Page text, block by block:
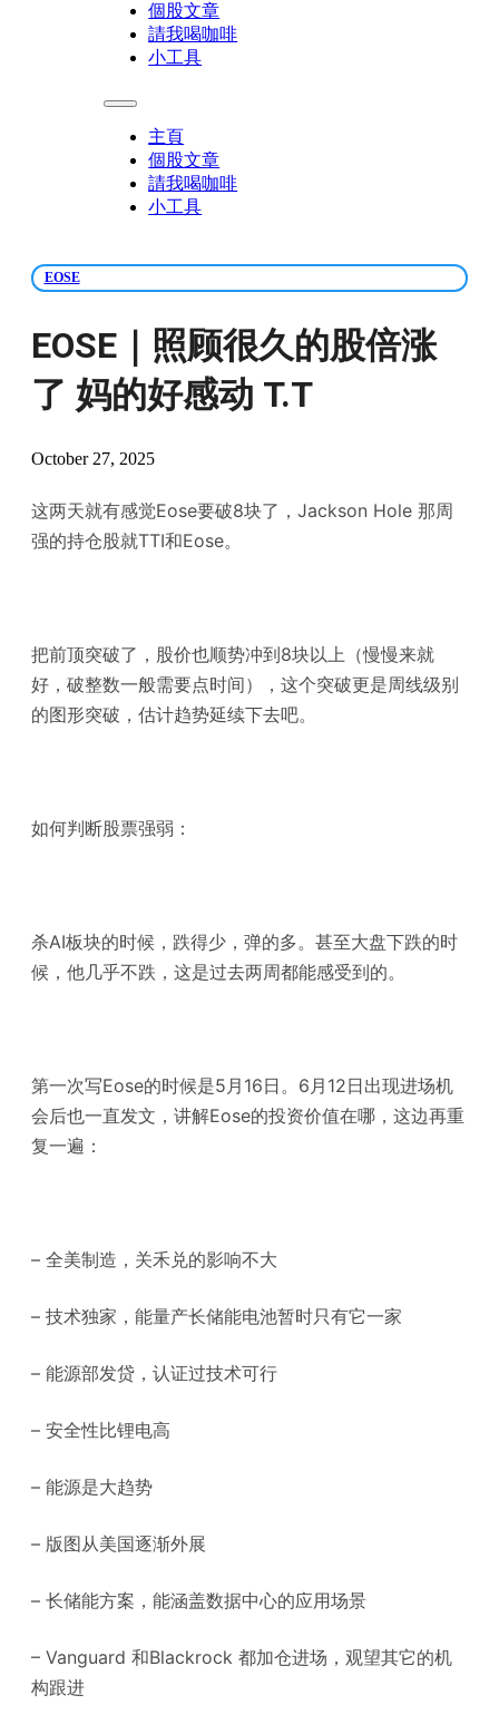
個股文章
請我喝咖啡
小工具
主頁
個股文章
請我喝咖啡
小工具
EOSE
EOSE｜照顾很久的股倍涨
了 妈的好感动 T.T
October 27, 2025
这两天就有感觉Eose要破8块了，Jackson Hole 那周
强的持仓股就TTI和Eose。
把前顶突破了，股价也顺势冲到8块以上（慢慢来就
好，破整数一般需要点时间），这个突破更是周线级别
的图形突破，估计趋势延续下去吧。
如何判断股票强弱：
杀AI板块的时候，跌得少，弹的多。甚至大盘下跌的时
候，他几乎不跌，这是过去两周都能感受到的。
第一次写Eose的时候是5月16日。6月12日出现进场机
会后也一直发文，讲解Eose的投资价值在哪，这边再重
复一遍：
– 全美制造，关禾兑的影响不大
– 技术独家，能量产长储能电池暂时只有它一家
– 能源部发贷，认证过技术可行
– 安全性比锂电高
– 能源是大趋势
– 版图从美国逐渐外展
– 长储能方案，能涵盖数据中心的应用场景
– Vanguard 和Blackrock 都加仓进场，观望其它的机
构跟进